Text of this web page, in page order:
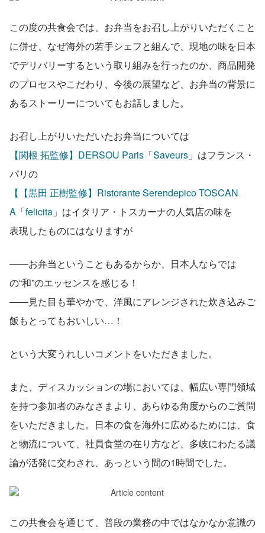
この度の共食会では、お弁当をお召し上がりいただくこと
に併せ、なぜ海外の若手シェフと組んで、現地の味を日本
でデリバリーするという取り組みを行ったのか、商品開発
のプロセスやこだわり、今後の展望など、お弁当の背景に
あるストーリーについてもお話しました。
お召し上がりいただいたお弁当については
【関根 拓監修】DERSOU Paris 「Saveurs 」はフランス・
パリの
【【黒田 正樹監修】Ristorante Serendepico TOSCAN
A 「felicita 」はイタリア・トスカーナの人気店の味を
表現したものにはなりますが
――お弁当ということもあるからか、日本人ならでは
の“和”のエッセンスを感じる！
――見た目も華やかで、洋風にアレンジされた炊き込みご
飯もとってもおいしい…！
という大変うれしいコメントをいただきました。
また、ディスカッションの場においては、幅広い専門領域
を持つ参加者のみなさまより、あらゆる角度からのご質問
をいただきました。日本の食を海外に広めるためには、食
と物流について、社員食堂の在り方など、多岐にわたる議
論が活発に交わされ、あっという間の1時間でした。
この共食会を通じて、普段の業務の中ではなかなか意識の